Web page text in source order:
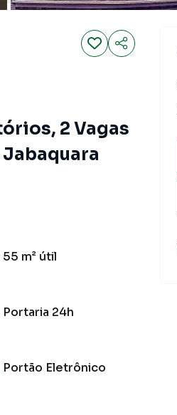
2 Vagas
55 m² útil
Portaria 24h
Portão Eletrônico